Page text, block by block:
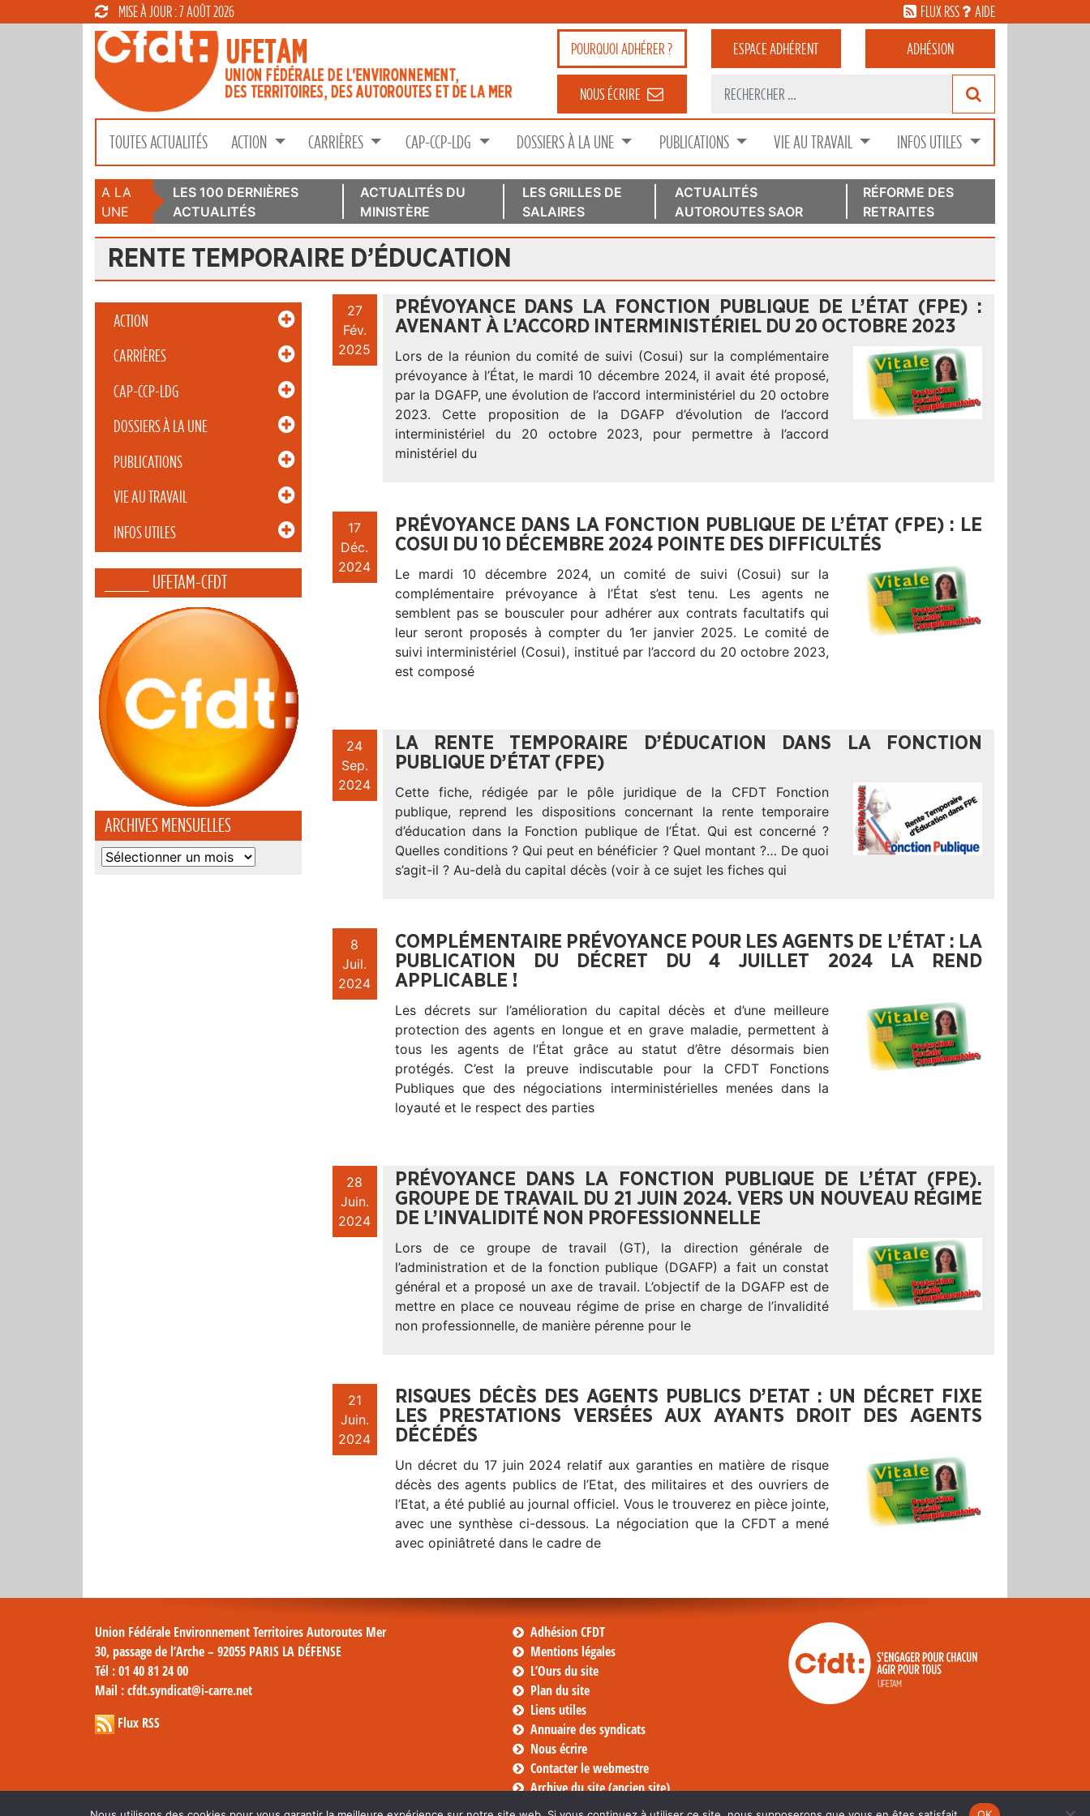
MISE À JOUR : 7 AOÛT 2026 FLUX RSS AIDE
POURQUOIADHÉRER ? ESPACEADHÉRENT ADHÉSION
NOUS ÉCRIRE
TOUTES ACTUALITÉS ACTION CARRIÈRES CAP-CCP-LDG DOSSIERS À LA UNE PUBLICATIONS VIE AU TRAVAIL INFOS UTILES
A LA
UNE
LES 100 DERNIÈRES
ACTUALITÉS
ACTUALITÉS DU
MINISTÈRE
LES GRILLES DE
SALAIRES
ACTUALITÉS
AUTOROUTES SAOR
RÉFORME DES
RETRAITES
RENTE TEMPORAIRE D’ÉDUCATION
ACTION
CARRIÈRES
CAP-CCP-LDG
DOSSIERS À LA UNE
PUBLICATIONS
VIE AU TRAVAIL
INFOS UTILES
_____ UFETAM-CFDT
ARCHIVES MENSUELLES
Archives
27
Fév.
2025
PRÉVOYANCE DANS LA FONCTION PUBLIQUE DE L’ÉTAT (FPE) :
AVENANT À L’ACCORD INTERMINISTÉRIEL DU 20 OCTOBRE 2023
Lors de la réunion du comité de suivi (Cosui) sur la complémentaire
prévoyance à l’État, le mardi 10 décembre 2024, il avait été proposé,
par la DGAFP, une évolution de l’accord interministériel du 20 octobre
2023. Cette proposition de la DGAFP d’évolution de l’accord
interministériel du 20 octobre 2023, pour permettre à l’accord
ministériel du
17
Déc.
2024
PRÉVOYANCE DANS LA FONCTION PUBLIQUE DE L’ÉTAT (FPE) : LE
COSUI DU 10 DÉCEMBRE 2024 POINTE DES DIFFICULTÉS
Le mardi 10 décembre 2024, un comité de suivi (Cosui) sur la
complémentaire prévoyance à l’État s’est tenu. Les agents ne
semblent pas se bousculer pour adhérer aux contrats facultatifs qui
leur seront proposés à compter du 1er janvier 2025. Le comité de
suivi interministériel (Cosui), institué par l’accord du 20 octobre 2023,
est composé
24
Sep.
2024
LA RENTE TEMPORAIRE D’ÉDUCATION DANS LA FONCTION
PUBLIQUE D’ÉTAT (FPE)
Cette fiche, rédigée par le pôle juridique de la CFDT Fonction
publique, reprend les dispositions concernant la rente temporaire
d’éducation dans la Fonction publique de l’État. Qui est concerné ?
Quelles conditions ? Qui peut en bénéficier ? Quel montant ?… De quoi
s’agit-il ? Au-delà du capital décès (voir à ce sujet les fiches qui
8
Juil.
2024
COMPLÉMENTAIRE PRÉVOYANCE POUR LES AGENTS DE L’ÉTAT : LA
PUBLICATION DU DÉCRET DU 4 JUILLET 2024 LA REND
APPLICABLE !
Les décrets sur l’amélioration du capital décès et d’une meilleure
protection des agents en longue et en grave maladie, permettent à
tous les agents de l’État grâce au statut d’être désormais bien
protégés. C’est la preuve indiscutable pour la CFDT Fonctions
Publiques que des négociations interministérielles menées dans la
loyauté et le respect des parties
28
Juin.
2024
PRÉVOYANCE DANS LA FONCTION PUBLIQUE DE L’ÉTAT (FPE).
GROUPE DE TRAVAIL DU 21 JUIN 2024. VERS UN NOUVEAU RÉGIME
DE L’INVALIDITÉ NON PROFESSIONNELLE
Lors de ce groupe de travail (GT), la direction générale de
l’administration et de la fonction publique (DGAFP) a fait un constat
général et a proposé un axe de travail. L’objectif de la DGAFP est de
mettre en place ce nouveau régime de prise en charge de l’invalidité
non professionnelle, de manière pérenne pour le
21
Juin.
2024
RISQUES DÉCÈS DES AGENTS PUBLICS D’ETAT : UN DÉCRET FIXE
LES PRESTATIONS VERSÉES AUX AYANTS DROIT DES AGENTS
DÉCÉDÉS
Un décret du 17 juin 2024 relatif aux garanties en matière de risque
décès des agents publics de l’Etat, des militaires et des ouvriers de
l’Etat, a été publié au journal officiel. Vous le trouverez en pièce jointe,
avec une synthèse ci-dessous. La négociation que la CFDT a mené
avec opiniâtreté dans le cadre de
Union Fédérale Environnement Territoires Autoroutes Mer
30, passage de l’Arche – 92055 PARIS LA DÉFENSE
Tél : 01 40 81 24 00
Mail : cfdt.syndicat@i-carre.net
Flux RSS
Adhésion CFDT
Mentions légales
L’Ours du site
Plan du site
Liens utiles
Annuaire des syndicats
Nous écrire
Contacter le webmestre
Archive du site (ancien site)